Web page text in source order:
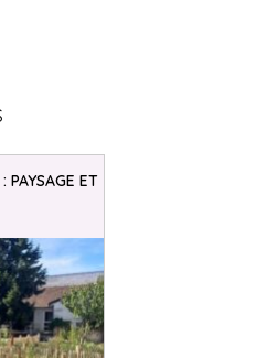
PAYSAGE ET